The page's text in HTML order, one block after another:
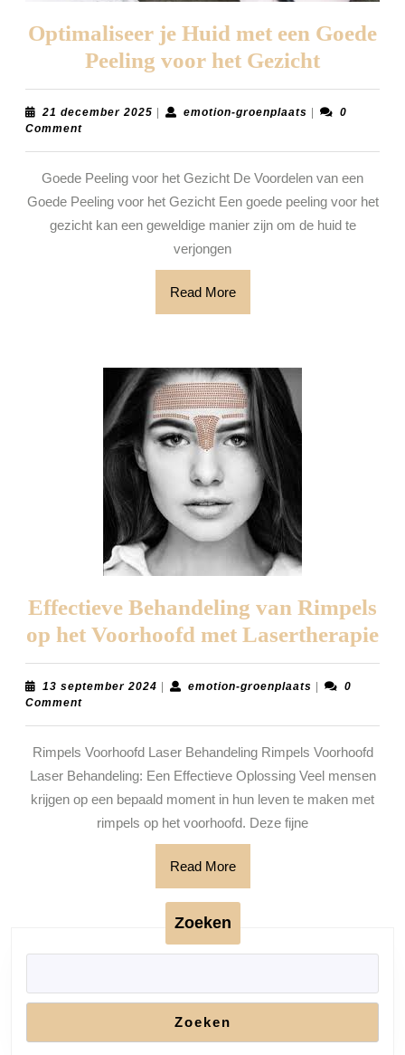
Optimaliseer je Huid met een Goede
Peeling voor het Gezicht
je
Huid
Goede
Peeling
21 december 2025 21
| emotion-groenplaatsemotion-
|
0
Comment
Goede Peeling voor het Gezicht De Voordelen van een
Goede Peeling voor het Gezicht Een goede peeling voor het
gezicht kan een geweldige manier zijn om de huid te
verjongen
Read MoreRead
More
Effectieve Behandeling van Rimpels
op het Voorhoofd met Lasertherapie
13 september 2024 13
| emotion-groenplaatsemotion-
|
0
Comment
Rimpels Voorhoofd Laser Behandeling Rimpels Voorhoofd
Laser Behandeling: Een Effectieve Oplossing Veel mensen
krijgen op een bepaald moment in hun leven te maken met
rimpels op het voorhoofd. Deze fijne
Read MoreRead
More
Zoeken
Zoeken